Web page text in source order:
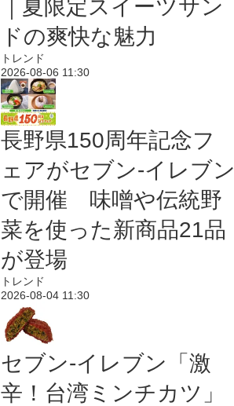
｜夏限定スイーツサン
ドの爽快な魅力
トレンド
2026-08-06 11:30
長野県150周年記念フ
ェアがセブン-イレブン
で開催 味噌や伝統野
菜を使った新商品21品
が登場
トレンド
2026-08-04 11:30
セブン-イレブン「激
辛！台湾ミンチカツ」